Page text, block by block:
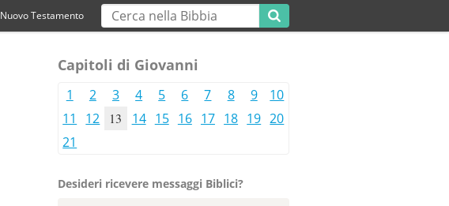
Nuovo Testamento
Capitoli di Giovanni
1 2 3 4 5 6 7 8 9
10
11
12 13 14 15 16 17 18 19 20
21
Desideri ricevere messaggi Biblici?